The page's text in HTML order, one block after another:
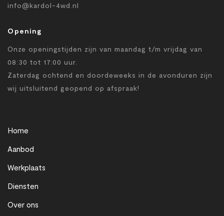
info@kardol-4wd.nl
Opening
Onze openingstijden zijn van maandag t/m vrijdag van
08:30 tot 17:00 uur.
Zaterdag ochtend en doordeweeks in de avonduren zijn
wij uitsluitend geopend op afspraak!
Home
Aanbod
Werkplaats
Diensten
Over ons